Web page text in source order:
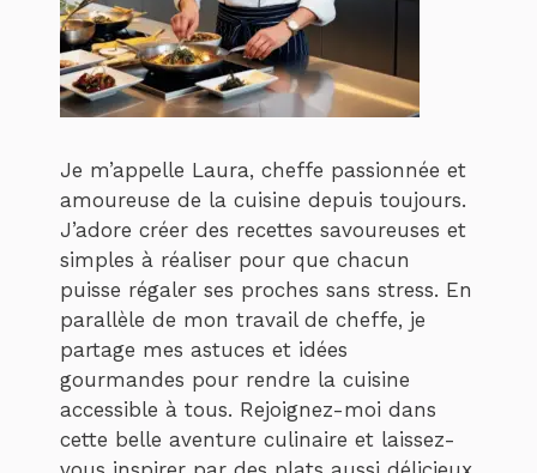
Je m’appelle Laura, cheffe passionnée et
amoureuse de la cuisine depuis toujours.
J’adore créer des recettes savoureuses et
simples à réaliser pour que chacun
puisse régaler ses proches sans stress. En
parallèle de mon travail de cheffe, je
partage mes astuces et idées
gourmandes pour rendre la cuisine
accessible à tous. Rejoignez-moi dans
cette belle aventure culinaire et laissez-